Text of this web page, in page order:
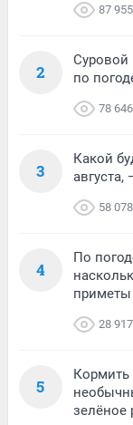
87 955
2
Суровой
по
78 646
3
Какой
58 078
4
По
приметы
28 917
5
зелёное